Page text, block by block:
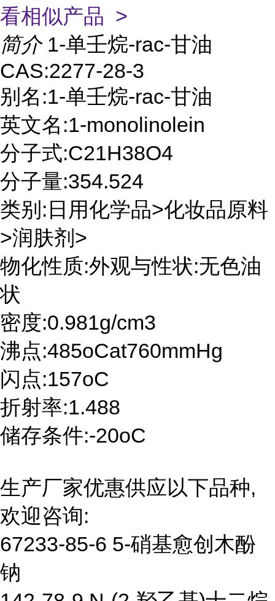
看相似产品 >
简介 1-单壬烷-rac-甘油
CAS:2277-28-3
别名:1-单壬烷-rac-甘油
英文名:1-monolinolein
分子式:C21H38O4
分子量:354.524
类别:日用化学品>化妆品原料
>润肤剂>
物化性质:外观与性状:无色油
状
密度:0.981g/cm3
沸点:485oCat760mmHg
闪点:157oC
折射率:1.488
储存条件:-20oC
生产厂家优惠供应以下品种,
欢迎咨询:
67233-85-6 5-硝基愈创木酚
钠